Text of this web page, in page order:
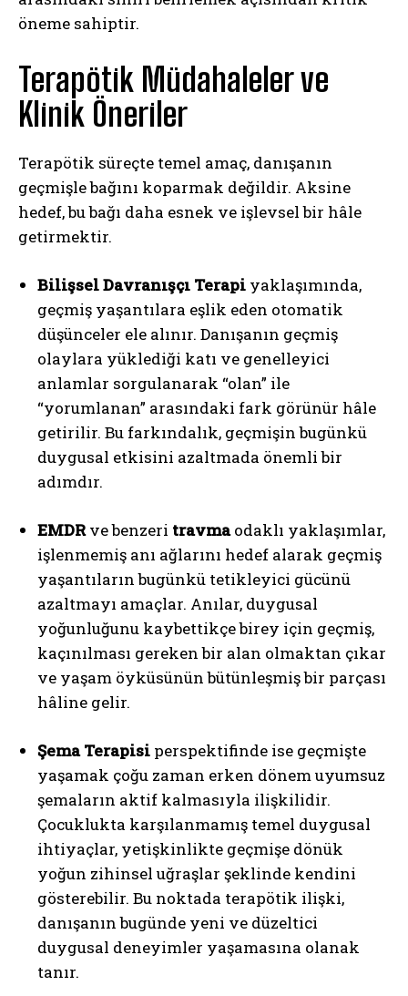
öneme sahiptir.
Terapötik Müdahaleler ve
Klinik Öneriler
Terapötik süreçte temel amaç, danışanın
geçmişle bağını koparmak değildir. Aksine
hedef, bu bağı daha esnek ve işlevsel bir hâle
getirmektir.
Bilişsel Davranışçı Terapi yaklaşımında,
geçmiş yaşantılara eşlik eden otomatik
düşünceler ele alınır. Danışanın geçmiş
olaylara yüklediği katı ve genelleyici
anlamlar sorgulanarak “olan” ile
“yorumlanan” arasındaki fark görünür hâle
getirilir. Bu farkındalık, geçmişin bugünkü
duygusal etkisini azaltmada önemli bir
adımdır.
EMDRve benzeri travmaodaklı yaklaşımlar,
işlenmemiş anı ağlarını hedef alarak geçmiş
yaşantıların bugünkü tetikleyici gücünü
azaltmayı amaçlar. Anılar, duygusal
yoğunluğunu kaybettikçe birey için geçmiş,
kaçınılması gereken bir alan olmaktan çıkar
ve yaşam öyküsünün bütünleşmiş bir parçası
hâline gelir.
Şema Terapisi perspektifinde ise geçmişte
yaşamak çoğu zaman erken dönem uyumsuz
şemaların aktif kalmasıyla ilişkilidir.
Çocuklukta karşılanmamış temel duygusal
ihtiyaçlar, yetişkinlikte geçmişe dönük
yoğun zihinsel uğraşlar şeklinde kendini
gösterebilir. Bu noktada terapötik ilişki,
danışanın bugünde yeni ve düzeltici
duygusal deneyimler yaşamasına olanak
tanır.